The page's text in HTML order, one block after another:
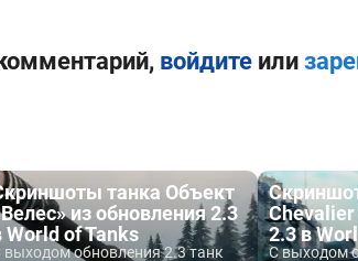
войдитеили
танка Объект
из обновления 2.3
World of Tanks
выходом обновления 2.3 танк
Chevalier
2.3 в
С выходом